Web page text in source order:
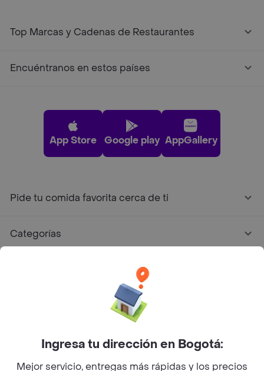
Top Marcas y Cadenas de Restaurantes
Encuéntranos en estos países
App Store Google play AppGallery
Pide tu comida favorita cerca de ti
Categorías
Facebook
Twitter
Instagram
©2026Rappi Inc. All rights reserved.
Ingresa tu dirección en Bogotá:
Mejor servicio, entregas más rápidas y los precios